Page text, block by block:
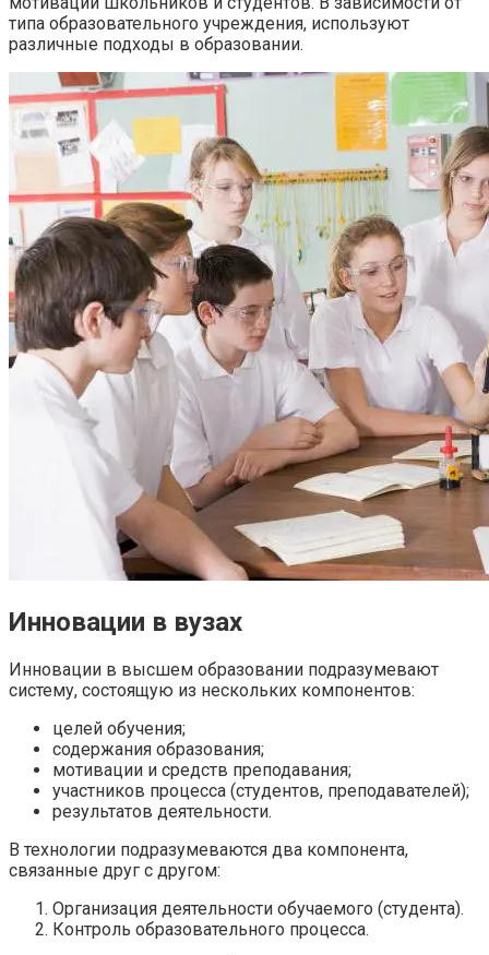
типа образовательного учреждения, используют
различные подходы в образовании.
Инновации в вузах
Инновации в высшем образовании подразумевают
систему, состоящую из нескольких компонентов:
целей обучения;
содержания образования;
мотивации и средств преподавания;
участников процесса (студентов, преподавателей);
результатов деятельности.
В технологии подразумеваются два компонента,
связанные друг с другом:
Организация деятельности обучаемого (студента).
Контроль образовательного процесса.